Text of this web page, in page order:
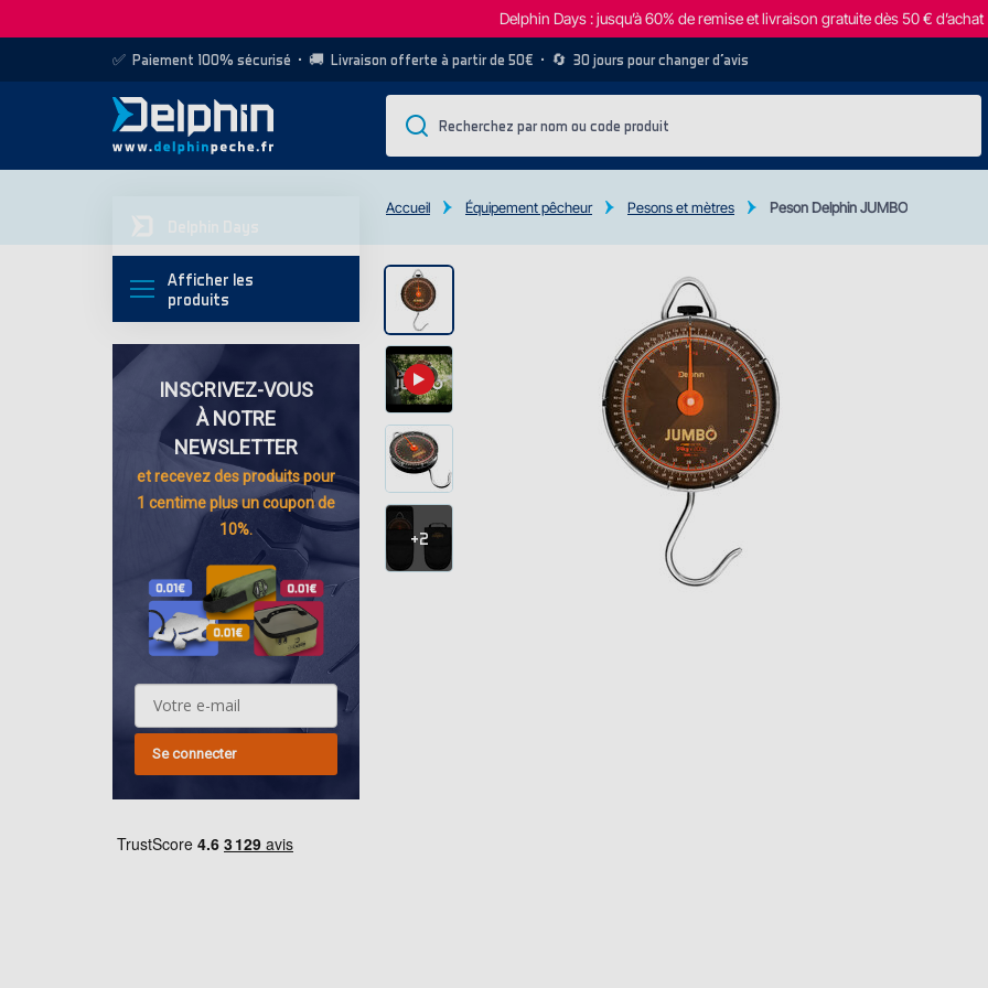
Delphin Days : jusqu’à 60% de remise et livraison gratuite dès 50 € d’achat
✅ Paiement 100% sécurisé • 🚚 Livraison offerte à partir de 50€ • 🔄 30 jours pour changer d’avis
Afficher les
produits
INSCRIVEZ-VOUS
À NOTRE
NEWSLETTER
et recevez desproduits pour
1 centimeplus un coupon de
10%.
Se connecter
Accueil Équipement pêcheur Pesons et mètres Peson Delphin JUMBO
+2